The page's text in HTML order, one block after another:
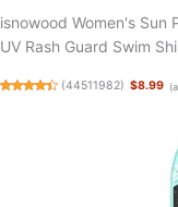
isnowood Women's Sun
UV Rash Guard Swim
(44511982) $8.99